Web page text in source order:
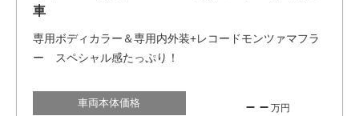
車
専用ボディカラー＆専用内外装+レコードモンツァマフラ
ー スペシャル感たっぷり！
車両本体価格 – –万円